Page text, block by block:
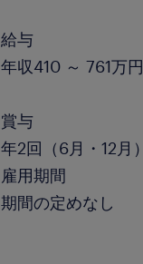
給与
年収410 ～ 761万円
賞与
年2回（6月・12月）
雇用期間
期間の定めなし